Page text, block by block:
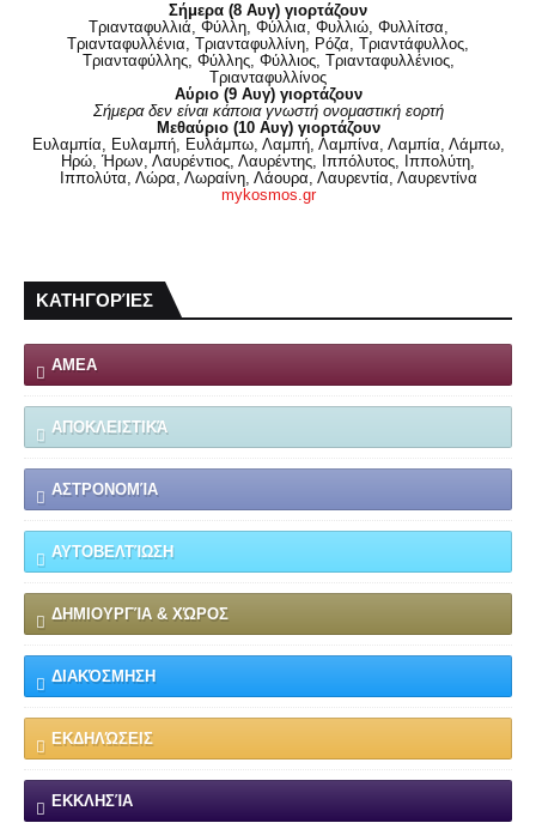
Σήμερα (8 Αυγ) γιορτάζουν
Τριανταφυλλιά, Φύλλη, Φύλλια, Φυλλιώ, Φυλλίτσα,
Τριανταφυλλένια, Τριανταφυλλίνη, Ρόζα, Τριαντάφυλλος,
Τριανταφύλλης, Φύλλης, Φύλλιος, Τριανταφυλλένιος,
Τριανταφυλλίνος
Αύριο (9 Αυγ) γιορτάζουν
Σήμερα δεν είναι κάποια γνωστή ονομαστική εορτή
Μεθαύριο (10 Αυγ) γιορτάζουν
Ευλαμπία, Ευλαμπή, Ευλάμπω, Λαμπή, Λαμπίνα, Λαμπία, Λάμπω,
Ηρώ, Ήρων, Λαυρέντιος, Λαυρέντης, Ιππόλυτος, Ιππολύτη,
Ιππολύτα, Λώρα, Λωραίνη, Λάουρα, Λαυρεντία, Λαυρεντίνα
mykosmos.gr
ΚΑΤΗΓΟΡΊΕΣ
ΑΜΕΑ
ΑΠΟΚΛΕΙΣΤΙΚΆ
ΑΣΤΡΟΝΟΜΊΑ
ΑΥΤΟΒΕΛΤΊΩΣΗ
ΔΗΜΙΟΥΡΓΊΑ & ΧΏΡΟΣ
ΔΙΑΚΌΣΜΗΣΗ
ΕΚΔΗΛΏΣΕΙΣ
ΕΚΚΛΗΣΊΑ